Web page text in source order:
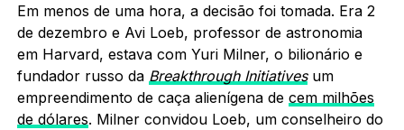
Em menos de uma hora, a decisão foi tomada. Era 2
de dezembro e Avi Loeb, professor de astronomia
em Harvard, estava com Yuri Milner, o bilionário e
fundador russo da Breakthrough Initiativesum
empreendimento de caça alienígena de cem milhões
de dólares. Milner convidou Loeb, um conselheiro do